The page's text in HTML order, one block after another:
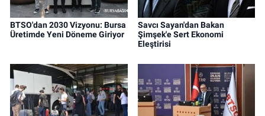
BTSO'dan 2030 Vizyonu: Bursa
Üretimde Yeni Döneme Giriyor
Savcı Sayan'dan Bakan
Şimşek'e Sert Ekonomi
Eleştirisi